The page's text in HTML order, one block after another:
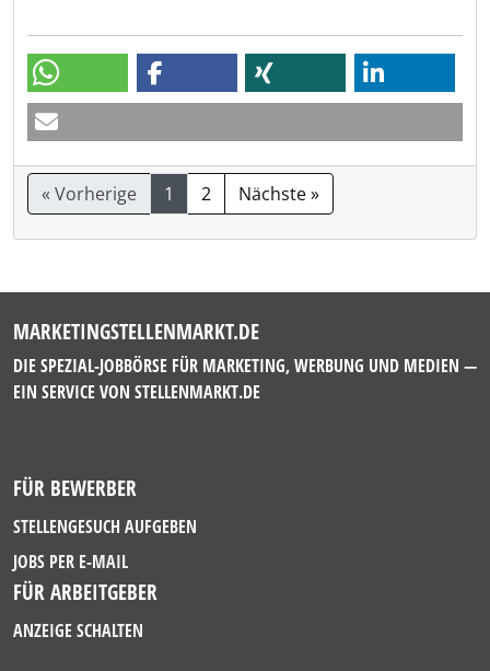
« Vorherige 1 2 Nächste »
MARKETINGSTELLENMARKT.DE
DIE SPEZIAL-JOBBÖRSE FÜR MARKETING, WERBUNG UND MEDIEN —
EIN SERVICE VON STELLENMARKT.DE
FÜR BEWERBER
STELLENGESUCH AUFGEBEN
JOBS PER E-MAIL
FÜR ARBEITGEBER
ANZEIGE SCHALTEN